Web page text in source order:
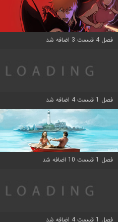
فصل 4 قسمت 3 اضافه شد
فصل 1 قسمت 4 اضافه شد
فصل 1 قسمت 10 اضافه شد
فصل 1 قسمت 4 اضافه شد